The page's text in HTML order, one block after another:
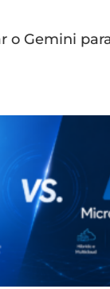
o Gemini